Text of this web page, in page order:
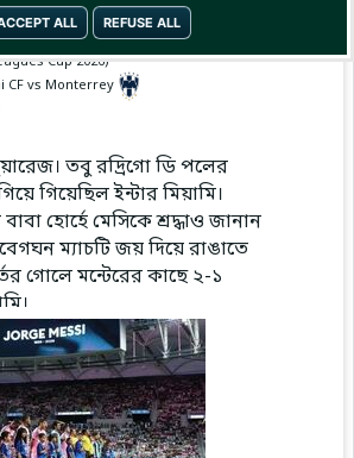
ALL REFUSE ALL
has posted on match
Cup 2026)
CF vs Monterrey
তবু রদ্রিগো ডি পলের
গিয়েছিল ইন্টার মিয়ামি।
হোর্হে মেসিকে শ্রদ্ধাও জানান
ম্যাচটি জয় দিয়ে রাঙাতে
গোলে মন্টেরের কাছে ২-১